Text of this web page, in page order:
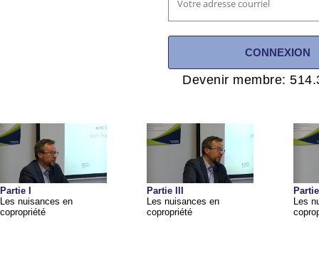
Devenir membre:
Partie I
Les nuisances en
copropriété
Partie III
Les nuisances en
copropriété
Les